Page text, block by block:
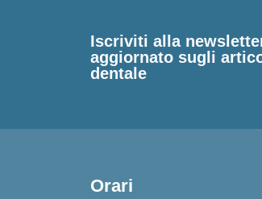
Iscriviti alla
aggiornato sugli
dentale
Orari